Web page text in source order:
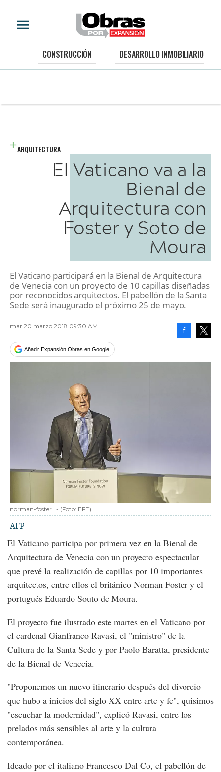
CONSTRUCCIÓN DESARROLLO INMOBILIARIO
ARQUITECTURA
El Vaticano va a la
Bienal de
Arquitectura con
Foster y Soto de
Moura
El Vaticano participará en la Bienal de Arquitectura
de Venecia con un proyecto de 10 capillas diseñadas
por reconocidos arquitectos. El pabellón de la Santa
Sede será inaugurado el próximo 25 de mayo.
mar 20 marzo 2018 09:30 AM
Añadir Expansión Obras en Google
norman-foster - (Foto: EFE)
AFP
El Vaticano participa por primera vez en la Bienal de
Arquitectura de Venecia con un proyecto espectacular
que prevé la realización de capillas por 10 importantes
arquitectos, entre ellos el británico Norman Foster y el
portugués Eduardo Souto de Moura.
El proyecto fue ilustrado este martes en el Vaticano por
el cardenal Gianfranco Ravasi, el "ministro" de la
Cultura de la Santa Sede y por Paolo Baratta, presidente
de la Bienal de Venecia.
"Proponemos un nuevo itinerario después del divorcio
que hubo a inicios del siglo XX entre arte y fe", quisimos
"escuchar la modernidad", explicó Ravasi, entre los
prelados más sensibles al arte y la cultura
contemporánea.
Ideado por el italiano Francesco Dal Co, el pabellón de